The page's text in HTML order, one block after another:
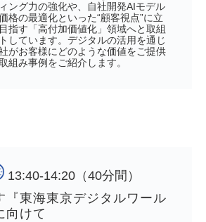
ング力の強化や、自社開発AIモデル
格の最適化といった“顧客視点”に立
指す「高付加価値化」領域へと取組
しています。デジタルの活用を通じ
がお客様にどのような価値をご提供
組み事例をご紹介します。
13:40-14:20（40分間）
『東海東京デジタルワール
向けて